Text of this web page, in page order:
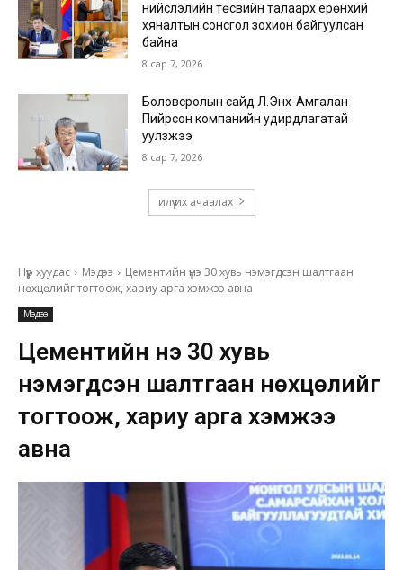
нийслэлийн төсвийн талаарх ерөнхий
хяналтын сонсгол зохион байгуулсан
байна
8 сар 7, 2026
Боловсролын сайд Л.Энх-Амгалан
Пийрсон компанийн удирдлагатай
уулзжээ
8 сар 7, 2026
илүү их ачаалах